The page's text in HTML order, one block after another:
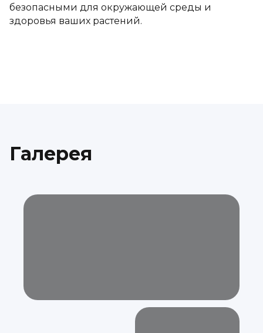
безопасными для окружающей среды и
здоровья ваших растений.
Галерея